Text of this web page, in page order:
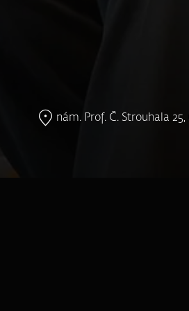
nám. Prof. Č. Strouhala 25,